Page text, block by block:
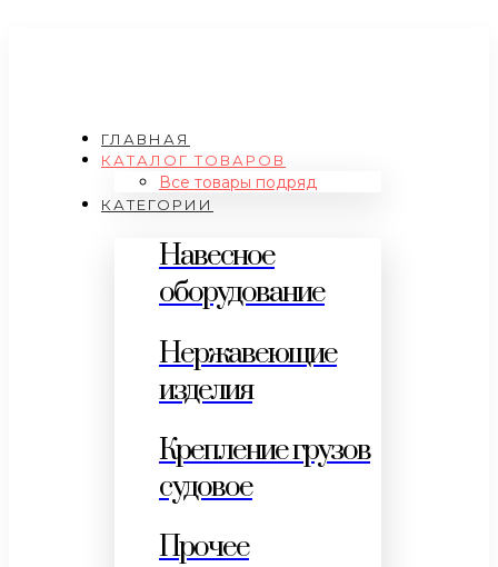
ГЛАВНАЯ
КАТАЛОГ ТОВАРОВ
Все товары подряд
КАТЕГОРИИ
Навесное
оборудование
Нержавеющие
изделия
Крепление грузов
судовое
Прочее